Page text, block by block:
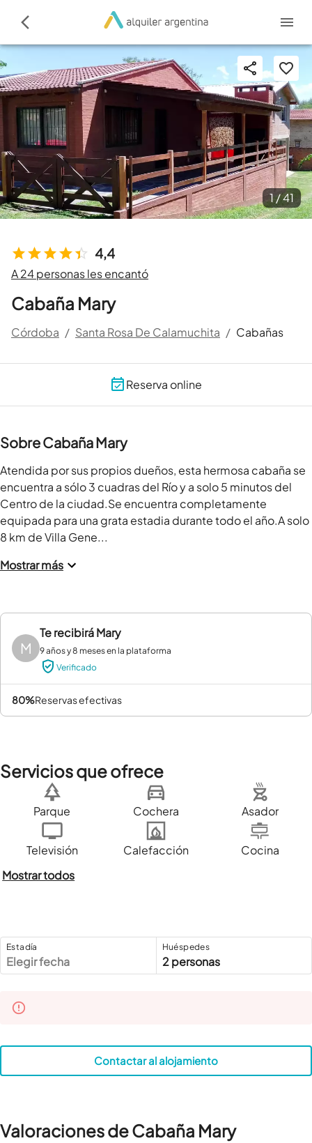
4,4
A 24 personas les encantó
Cabaña Mary
Córdoba / Santa Rosa De Calamuchita / Cabañas
1 /41
Reserva online
Sobre Cabaña Mary
Atendida por sus propios dueños, esta hermosa cabaña se
encuentra a sólo 3 cuadras del Río y a solo 5 minutos del
Centro de la ciudad.Se encuentra completamente
equipada para una grata estadia durante todo el año.A solo
8 km de Villa Gene...
Mostrar más
M
Te recibiráMary
9 años y 8 meses en la plataforma
Verificado
80% reservas efectivas
Servicios que ofrece
Parque Cochera Asador
Televisión Calefacción
Cocina
Mostrar todos
Estadía
Elegir fecha
Huéspedes
2 personas
Contactar al alojamiento
Valoraciones de Cabaña Mary